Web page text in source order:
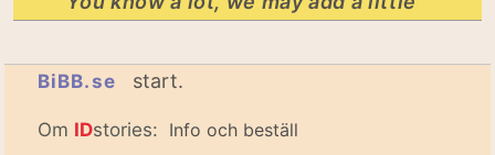
BiBB.se start.
Om IDstories: Info och beställ